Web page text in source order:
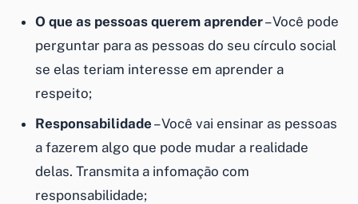
O que as pessoas querem aprender– Você pode
perguntar para as pessoas do seu círculo social
se elas teriam interesse em aprender a
respeito;
Responsabilidade – Você vai ensinar as pessoas
a fazerem algo que pode mudar a realidade
delas. Transmita a infomação com
responsabilidade;